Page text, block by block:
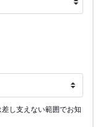
し支えない範囲でお知